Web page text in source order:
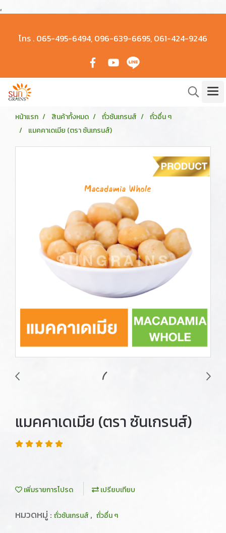
,
โทร . 065-495-6494, 096-639-6695, 061-424-9246
หน้าแรก สินค้าทั้งหมด ถั่วซันเกรนส์
ถั่วอื่น ๆ
แมคคาเดเมีย (ตรา ซันเกรนส์)
แมคคาเดเมีย (ตรา ซันเกรนส์)
เพิ่มรายการโปรด เปรียบเทียบ
หมวดหมู่ : ถั่วซันเกรนส์ , ถั่วอื่น ๆ